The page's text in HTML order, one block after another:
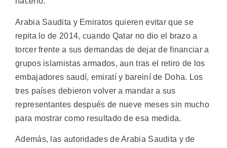
Arabia Saudita y Emiratos quieren evitar que se
repita lo de 2014, cuando Qatar no dio el brazo a
torcer frente a sus demandas de dejar de financiar a
grupos islamistas armados, aun tras el retiro de los
embajadores saudí, emiratí y bareiní de Doha. Los
tres países debieron volver a mandar a sus
representantes después de nueve meses sin mucho
para mostrar como resultado de esa medida.
Además, las autoridades de Arabia Saudita y de